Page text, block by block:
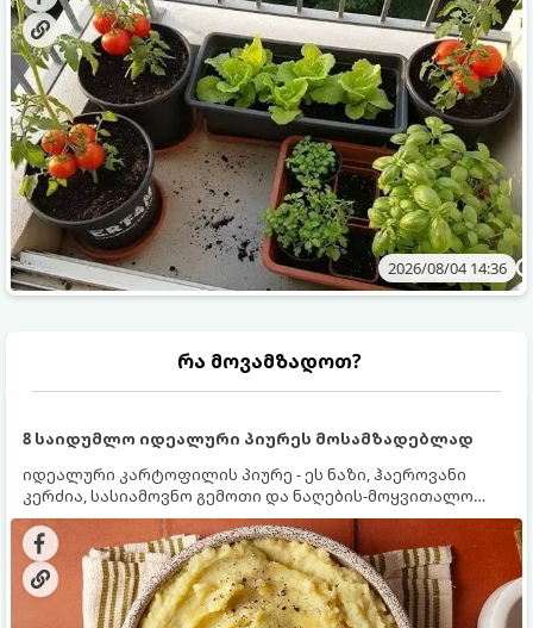
2026/08/04 14:36
რა მოვამზადოთ?
8 საიდუმლო იდეალური პიურეს მოსამზადებლად
იდეალური კარტოფილის პიურე - ეს ნაზი, ჰაეროვანი
კერძია, სასიამოვნო გემოთი და ნაღების-მოყვითალო
ფერით. მისი მომზადება ძალიან მარტივია, მაგრამ
არსებობს რამდენიმე საიდუმლო, რომლებიც უნდა
იცოდეთ, რომ პიურე იდეალურად გემრიელი გამოვიდეს.